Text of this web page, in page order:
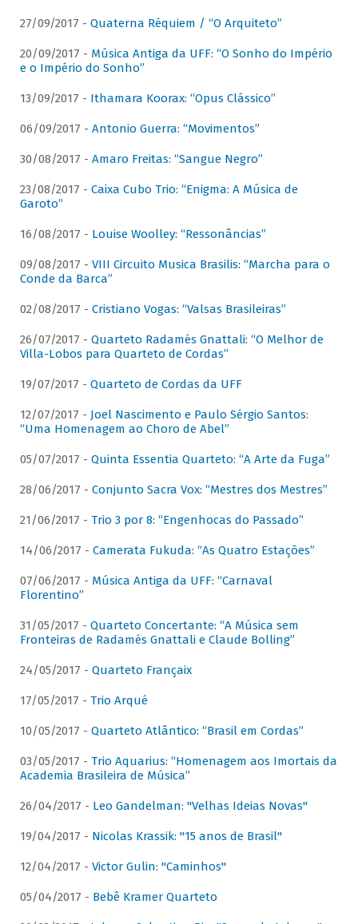
27/09/2017 - Quaterna Réquiem / “O Arquiteto”
20/09/2017 - Música Antiga da UFF: “O Sonho do Império
e o Império do Sonho”
13/09/2017 - Ithamara Koorax: “Opus Clássico”
06/09/2017 - Antonio Guerra: “Movimentos”
30/08/2017 - Amaro Freitas: “Sangue Negro”
23/08/2017 - Caixa Cubo Trio: “Enigma: A Música de
Garoto”
16/08/2017 - Louise Woolley: “Ressonâncias”
09/08/2017 - VIII Circuito Musica Brasilis: “Marcha para o
Conde da Barca”
02/08/2017 - Cristiano Vogas: “Valsas Brasileiras”
26/07/2017 - Quarteto Radamés Gnattali: “O Melhor de
Villa-Lobos para Quarteto de Cordas”
19/07/2017 - Quarteto de Cordas da UFF
12/07/2017 - Joel Nascimento e Paulo Sérgio Santos:
“Uma Homenagem ao Choro de Abel”
05/07/2017 - Quinta Essentia Quarteto: “A Arte da Fuga”
28/06/2017 - Conjunto Sacra Vox: “Mestres dos Mestres”
21/06/2017 - Trio 3 por 8: “Engenhocas do Passado”
14/06/2017 - Camerata Fukuda: “As Quatro Estações”
07/06/2017 - Música Antiga da UFF: “Carnaval
Florentino”
31/05/2017 - Quarteto Concertante: “A Música sem
Fronteiras de Radamés Gnattali e Claude Bolling”
24/05/2017 - Quarteto Françaix
17/05/2017 - Trio Arqué
10/05/2017 - Quarteto Atlântico: “Brasil em Cordas”
03/05/2017 - Trio Aquarius: “Homenagem aos Imortais da
Academia Brasileira de Música”
26/04/2017 - Leo Gandelman: "Velhas Ideias Novas"
19/04/2017 - Nicolas Krassik: "15 anos de Brasil"
12/04/2017 - Victor Gulin: "Caminhos"
05/04/2017 - Bebê Kramer Quarteto